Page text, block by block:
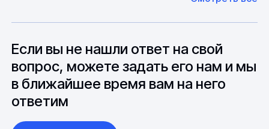
до 6 месяцев производства.
вопросы связанные с документацией и
международной логистикой.
Если вы не нашли ответ на свой
вопрос, можете задать его нам и мы
в ближайшее время вам на него
ответим